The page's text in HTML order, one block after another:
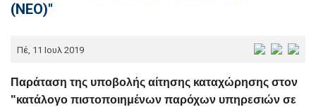
(ΝΕΟ)"
Πέ, 11 Ιουλ 2019
Παράταση της υποβολής αίτησης καταχώρησης στον
"κατάλογο πιστοποιημένων παρόχων υπηρεσιών σε